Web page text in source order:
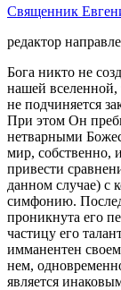
Священник
редактор
Бога никто не
нашей вселенной,
не подчиняется
При этом Он
нетварными
мир, собственно,
привести
данном случае) с
симфонию.
проникнута его
частицу его
имманентен
нем,
является